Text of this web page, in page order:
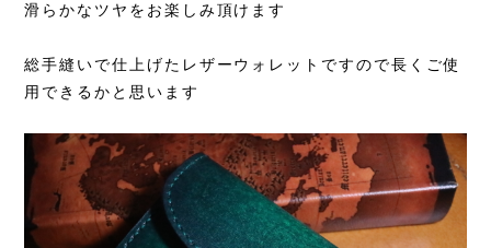
滑らかなツヤをお楽しみ頂けます
総手縫いで仕上げたレザーウォレットですので長くご使
用できるかと思います